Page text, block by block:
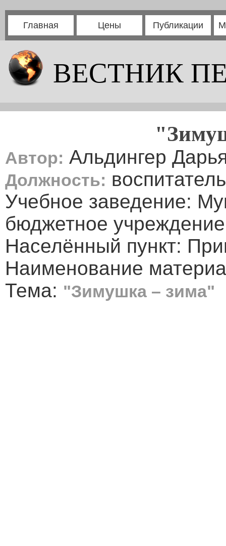
Главная Цены Публикации
ВЕСТНИК
Автор: Альдингер
Должность: воспитатель
Учебное заведение:
бюджетное
Населённый пункт:
Наименование
Тема: "Зимушка – зима"